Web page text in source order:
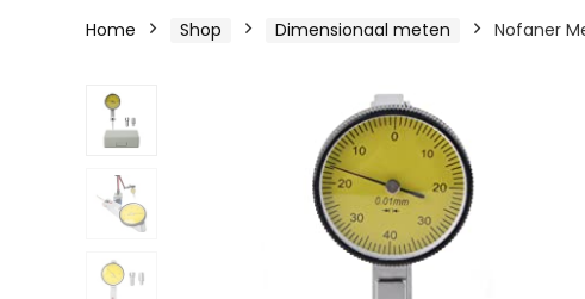
Home Shop Dimensionaal meten Nofaner